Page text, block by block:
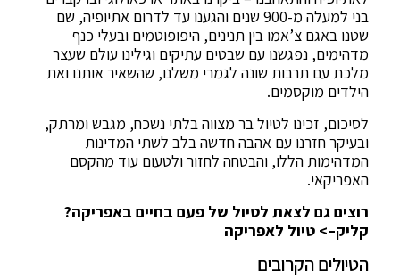
בני למעלה מ-900 שנים והגענו עד לדרום אתיופיה, שם
שטנו באגם צ’אמו בין תנינים, היפופוטמים ובעלי כנף
מדהימים, נפגשנו עם שבטים עתיקים וגילינו עולם שעצר
מלכת עם תרבות שונה לגמרי משלנו, שהשאיר אותנו ואת
הילדים מוקסמים.
לסיכום, זכינו לטיול בר מצווה בלתי נשכח, מגבש ומרתק,
ובעיקר חזרנו עם אהבה חדשה בלב לשתי המדינות
המדהימות הללו, והבטחה לחזור ולטעום עוד מהקסם
האפריקאי.
רוצים גם לצאת לטיול של פעם בחיים באפריקה?
קליק–> טיול לאפריקה
הטיולים הקרובים